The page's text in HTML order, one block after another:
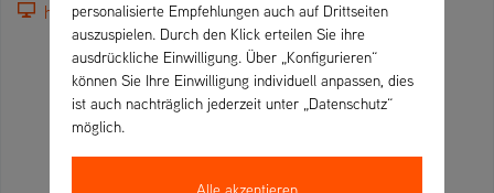
https://jbmotorservice.dk/
personalisierte Empfehlungen auch auf Drittseiten
auszuspielen. Durch den Klick erteilen Sie ihre
ausdrückliche Einwilligung. Über „Konfigurieren“
können Sie Ihre Einwilligung individuell anpassen, dies
ist auch nachträglich jederzeit unter „Datenschutz“
möglich.